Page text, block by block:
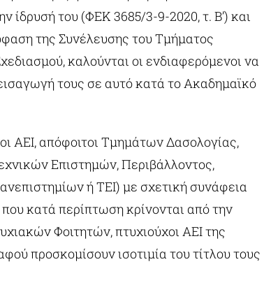
ίδρυσή του (ΦΕΚ 3685/3-9-2020, τ. Β’) και
της Συνέλευσης του Τμήματος
καλούνται οι ενδιαφερόμενοι να
τους σε αυτό κατά το Ακαδημαϊκό
ΑΕΙ, απόφοιτοι Τμημάτων Δασολογίας,
Επιστημών, Περιβάλλοντος,
ή ΤΕΙ) με σχετική συνάφεια
κατά περίπτωση κρίνονται από την
Φοιτητών, πτυχιούχοι ΑΕΙ της
προσκομίσουν ισοτιμία του τίτλου τους